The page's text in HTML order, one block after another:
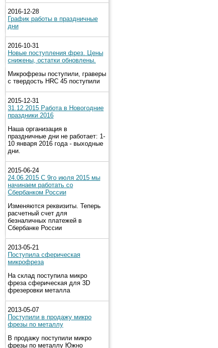
2016-12-28
График работы в праздничные
дни
2016-10-31
Новые поступления фрез. Цены
снижены, остатки обновлены.
Микрофрезы поступили, граверы
с твердость HRC 45 поступили
2015-12-31
31.12.2015 Работа в Новогодние
праздники 2016
Наша организация в
праздничные дни не работает: 1-
10 января 2016 года - выходные
дни.
2015-06-24
24.06.2015 С 9го июля 2015 мы
начинаем работать со
Сбербанком России
Изменяются реквизиты. Теперь
расчетный счет для
безналичных платежей в
Сбербанке России
2013-05-21
Поступила сферическая
микрофреза
На склад поступила микро
фреза сферическая для 3D
фрезеровки металла
2013-05-07
Поступили в продажу микро
фрезы по металлу
В продажу поступили микро
фрезы по металлу Южно